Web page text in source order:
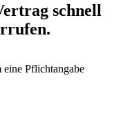
schnell
eine Pflichtangabe